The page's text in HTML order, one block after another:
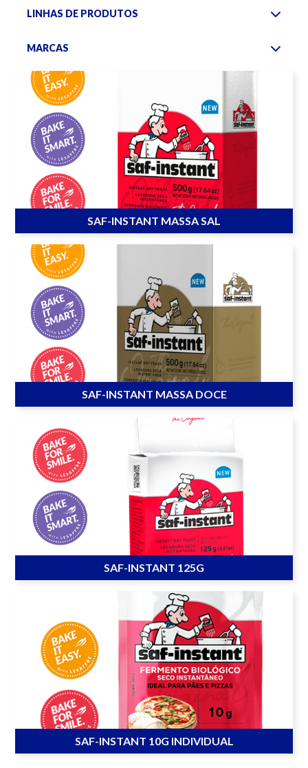
LINHAS DE PRODUTOS
MARCAS
SAF-INSTANT MASSA SAL
SAF-INSTANT MASSA DOCE
SAF-INSTANT 125G
SAF-INSTANT 10G INDIVIDUAL